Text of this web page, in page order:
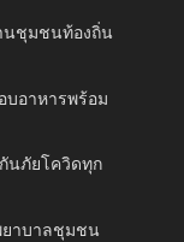
นชุมชนท้องถิ่น
บอาหารพร้อม
นภัยโควิดทุก
ยาบาลชุมชน